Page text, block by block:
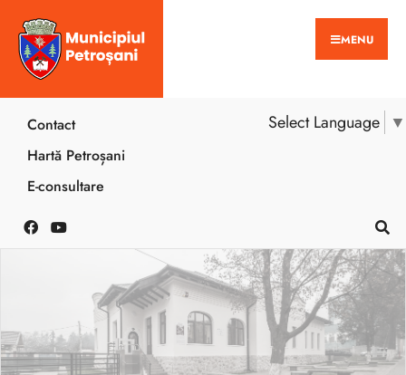
MENU
Select Language ▼
Contact
Hartă Petroșani
E-consultare